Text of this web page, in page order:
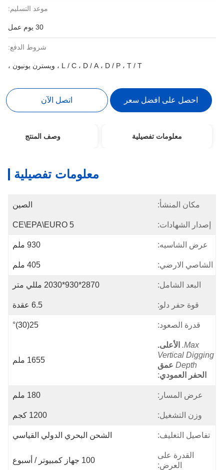
موعد التسليم:
30 يوم عمل
شروط الدفع:
L / C ، D / A ، D / P ، T / T ، ويسترن يونيون ،
احصل على افضل سعر اتصل الآن
معلومات تفصيلية وصف المنتج
معلومات تفصيلية
مكان المنشأ: الصين
إصدار الشهادات: CE\EPA\EURO 5
عرض الشاسيه: 930 ملم
الشاصي الارضي: 405 ملم
البعد الشامل: 2870*930*2030 مللي متر
قوة حفر دلو: 6.5 عقدة
قدرة الصعود: 25(30)°
Max. الأعلى.
Vertical Digging
Depth عمق
الحفر العمودي:
1655 ملم
عرض المسار: 180 ملم
وزن التشغيل: 1200 كجم
تفاصيل التغليف: الشحن البحري الدولي القياسي
القدرة على
العرض:
100 جهاز كمبيوتر / أسبوع